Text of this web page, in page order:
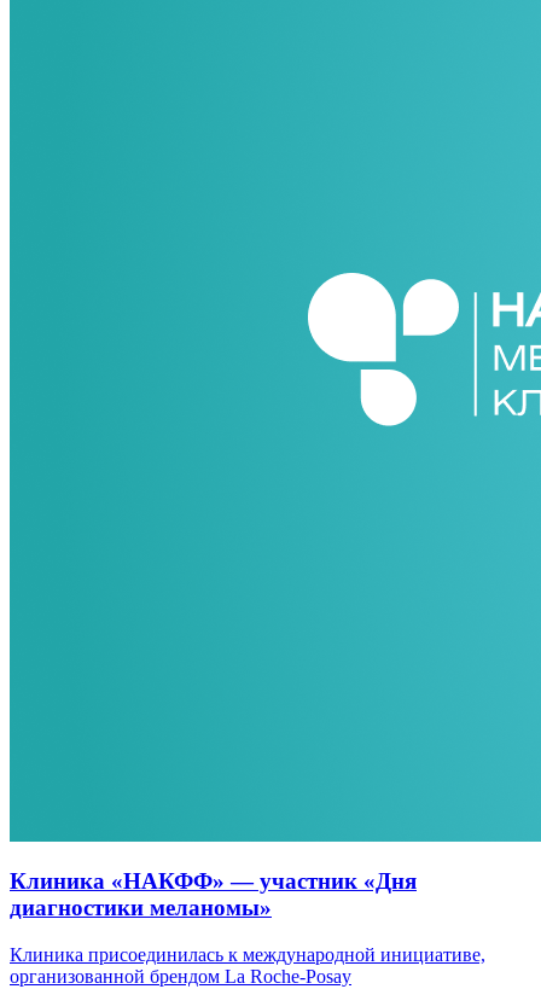
Клиника «НАКФФ» — участник «Дня
диагностики меланомы»
Клиника присоединилась к международной инициативе,
организованной брендом La Roche-Posay